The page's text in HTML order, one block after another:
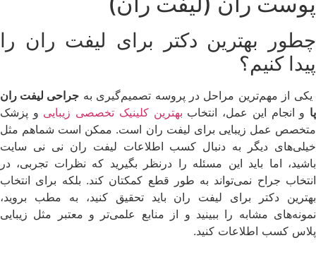
چطور بهترین دکتر برای لیفت ران را
پیدا کنیم؟
یکی از مهم‌ترین مراحل در پروسه تصمیم‌گیری به جراحی لیفت ران
پا و انجام این عمل، انتخاب بهترین کلینیک تخصصی زیبایی و پزشک
متخصص عمل زیبایی برای لیفت ران است. ممکن است شماهم مثل
خیلی‌های دیگر به دنبال کسب اطلاعات لیفت ران نی نی سایت
باشید، اما باید این مسئله را درنظر بگیرید که نظرات تجربی، در
انتخاب جراح نمی‌تواند به طور قطع کمکتان کند. بلکه برای انتخاب
بهترین دکتر برای لیفت ران باید تحقیق کنید، به مطب بروید،
نمونه‌های مشابه را ببینید و از منابع علمی‌تر و معتبر مثل زیبایی
پلاس کسب اطلاعات کنید.